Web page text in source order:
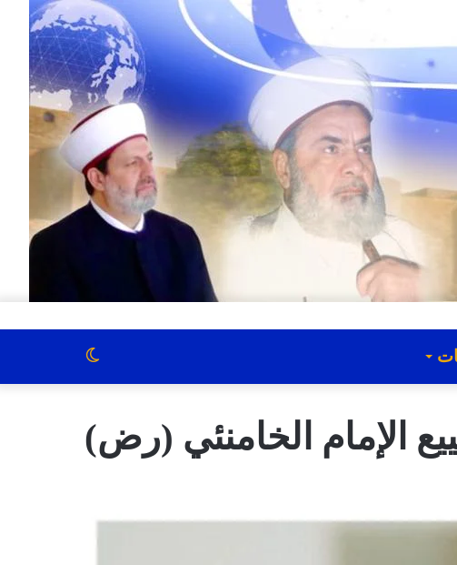
الوضع
الإمام الخامنئي (رض)